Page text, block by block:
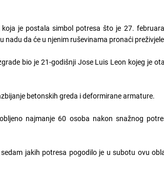
je postala simbol potresa što je 27.
da će u njenim ruševinama pronaći
bio je 21-godišnji Jose Luis Leon kojeg je
betonskih greda i deformirane armature.
najmanje 60 osoba nakon snažnog
jakih potresa pogodilo je u subotu ovu